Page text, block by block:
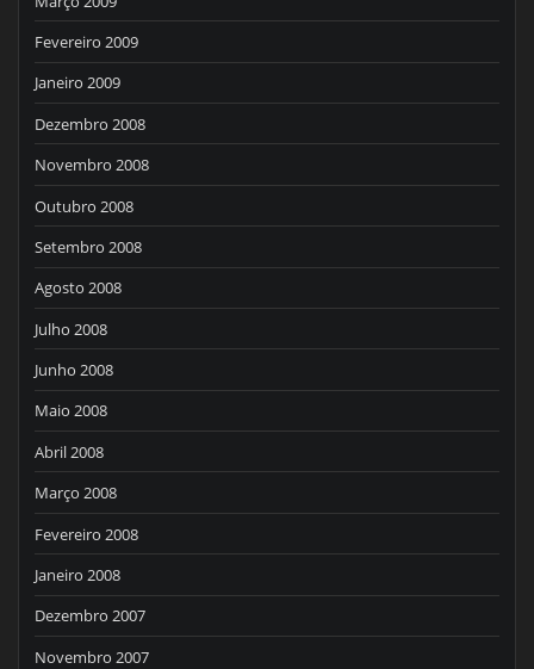
Fevereiro 2009
Janeiro 2009
Dezembro 2008
Novembro 2008
Outubro 2008
Setembro 2008
Agosto 2008
Julho 2008
Junho 2008
Maio 2008
Abril 2008
Março 2008
Fevereiro 2008
Janeiro 2008
Dezembro 2007
Novembro 2007